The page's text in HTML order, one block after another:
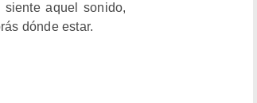
aquel sonido,
dónde estar.